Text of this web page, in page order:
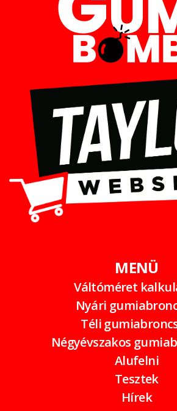
MENÜ
Váltóméret
Nyári
Téli
Négyévszakos
Alufelni
Tesztek
Hírek